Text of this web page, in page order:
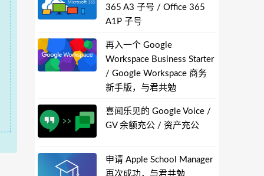
365 A3 子号 / Office 365
A1P 子号
再入一个 Google
Workspace Business Starter
/ Google Workspace 商务
新手版，与君共勉
喜闻乐见的 Google Voice /
GV 余额充公 / 资产充公
申请 Apple School Manager
再次成功，与君共勉